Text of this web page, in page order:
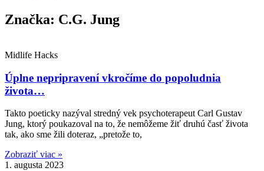
Značka: C.G. Jung
Midlife Hacks
Úplne nepripravení vkročíme do popoludnia
života…
Takto poeticky nazýval stredný vek psychoterapeut Carl Gustav
Jung, ktorý poukazoval na to, že nemôžeme žiť druhú časť života
tak, ako sme žili doteraz, „pretože to,
Zobraziť viac »
1. augusta 2023